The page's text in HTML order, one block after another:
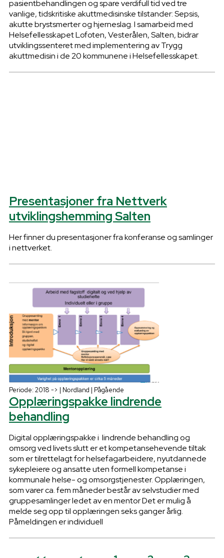
pasientbehandlingen og spare verdifull tid ved tre
vanlige, tidskritiske akuttmedisinske tilstander: Sepsis,
akutte brystsmerter og hjerneslag. I samarbeid med
Helsefellesskapet Lofoten, Vesterålen, Salten, bidrar
utviklingssenteret med implementering av Trygg
akuttmedisin i de 20 kommunene i Helsefellesskapet.
Presentasjoner fra Nettverk
utviklingshemming Salten
Her finner du presentasjoner fra konferanse og samlinger
i nettverket.
Periode: 2018 -> | Nordland | Pågående
Opplæringspakke lindrende
behandling
Digital opplæringspakke i lindrende behandling og
omsorg ved livets slutt er et kompetansehevende tiltak
som er tilrettelagt for helsefagarbeidere, nyutdannede
sykepleiere og ansatte uten formell kompetanse i
kommunale helse- og omsorgstjenester. Opplæringen,
som varer ca. fem måneder består av selvstudier med
gruppesamlinger ledet av en mentor Det er mulig å
melde seg opp til opplæringen seks ganger årlig.
Påmeldingen er individuell